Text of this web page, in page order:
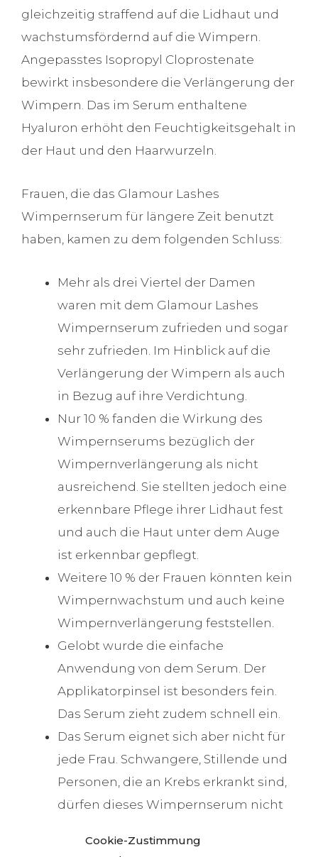
Cookie-Zustimmung
gleichzeitig straffend auf die Lidhaut und
wachstumsfördernd auf die Wimpern.
Angepasstes Isopropyl Cloprostenate
bewirkt insbesondere die Verlängerung der
Wimpern. Das im Serum enthaltene
Hyaluron erhöht den Feuchtigkeitsgehalt in
der Haut und den Haarwurzeln.
Frauen, die das Glamour Lashes
Wimpernserum für längere Zeit benutzt
haben, kamen zu dem folgenden Schluss:
Mehr als drei Viertel der Damen
waren mit dem Glamour Lashes
Wimpernserum zufrieden und sogar
sehr zufrieden. Im Hinblick auf die
Verlängerung der Wimpern als auch
in Bezug auf ihre Verdichtung.
Nur 10 % fanden die Wirkung des
Wimpernserums bezüglich der
Wimpernverlängerung als nicht
ausreichend. Sie stellten jedoch eine
erkennbare Pflege ihrer Lidhaut fest
und auch die Haut unter dem Auge
ist erkennbar gepflegt.
Weitere 10 % der Frauen könnten kein
Wimpernwachstum und auch keine
Wimpernverlängerung feststellen.
Gelobt wurde die einfache
Anwendung von dem Serum. Der
Applikatorpinsel ist besonders fein.
Das Serum zieht zudem schnell ein.
Das Serum eignet sich aber nicht für
jede Frau. Schwangere, Stillende und
Personen, die an Krebs erkrankt sind,
dürfen dieses Wimpernserum nicht
Hersteller ausdrücklich hin.